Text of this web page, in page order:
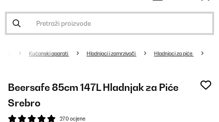
Kućanski aparati Hladnjaci i zamrzivači Hladnjaci za piće
Beersafe 85cm 147L Hladnjak za Piće
Srebro
270 ocjene